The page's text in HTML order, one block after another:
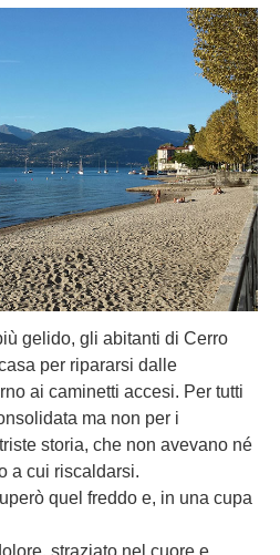
gelido, gli abitanti di Cerro
per ripararsi dalle
ai caminetti accesi. Per tutti
ma non per i
storia, che non avevano né
a cui riscaldarsi.
quel freddo e, in una cupa
straziato nel cuore e